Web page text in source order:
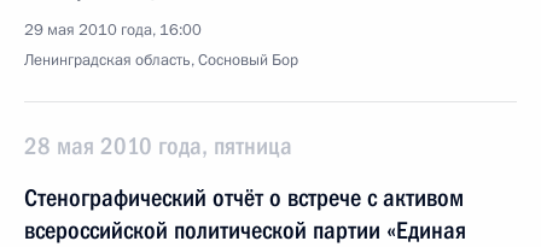
29 мая 2010 года, 16:00
Ленинградская область, Сосновый Бор
28 мая 2010 года, пятница
Стенографический отчёт о встрече с активом
всероссийской политической партии «Единая